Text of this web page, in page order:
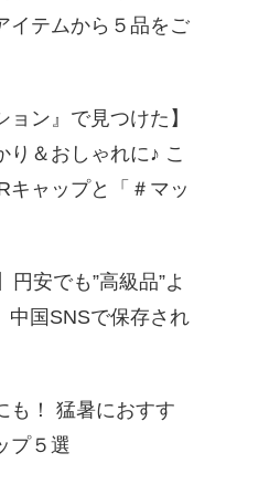
イテムから５品をご
ョン』で見つけた】
り＆おしゃれに♪ こ
キャップと「＃マッ
円安でも”高級品”よ
中国SNSで保存され
も！ 猛暑におすす
プ５選